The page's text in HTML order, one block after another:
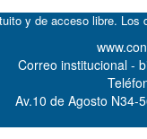
y de acceso libre.
Correo institucional -
Av.10 de Agosto N34-